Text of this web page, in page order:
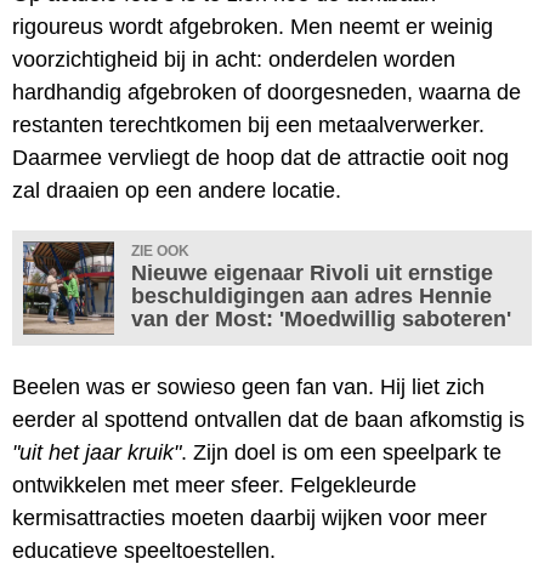
rigoureus wordt afgebroken. Men neemt er weinig
voorzichtigheid bij in acht: onderdelen worden
hardhandig afgebroken of doorgesneden, waarna de
restanten terechtkomen bij een metaalverwerker.
Daarmee vervliegt de hoop dat de attractie ooit nog
zal draaien op een andere locatie.
ZIE OOK
Nieuwe eigenaar Rivoli uit ernstige
beschuldigingen aan adres Hennie
van der Most: 'Moedwillig saboteren'
Beelen was er sowieso geen fan van. Hij liet zich
eerder al spottend ontvallen dat de baan afkomstig is
"uit het jaar kruik". Zijn doel is om een speelpark te
ontwikkelen met meer sfeer. Felgekleurde
kermisattracties moeten daarbij wijken voor meer
educatieve speeltoestellen.